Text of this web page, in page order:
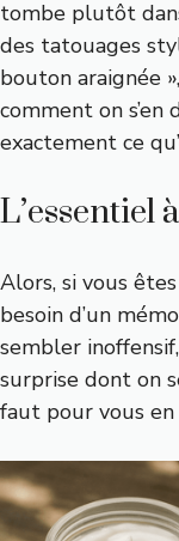
tombe plutôt
des tatouages
bouton araignée
comment on s’en
exactement ce
L’essentiel
Alors, si vous
besoin d’un
sembler
surprise dont on
faut pour vous en